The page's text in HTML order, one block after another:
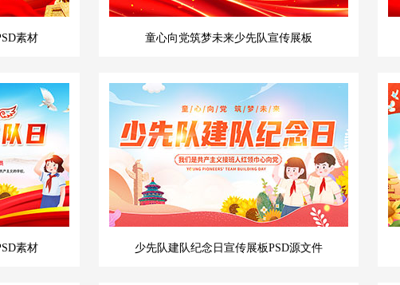
素材 童心向党筑梦未来少先队宣传展板
素材 少先队建队纪念日宣传展板PSD源文件